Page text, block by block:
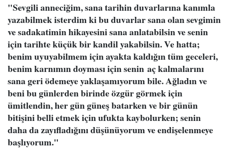
"Sevgili anneciğim, sana tarihin duvarlarına kanımla
yazabilmek isterdim ki bu duvarlar sana olan sevgimin
ve sadakatimin hikayesini sana anlatabilsin ve senin
için tarihte küçük bir kandil yakabilsin. Ve hatta;
benim uyuyabilmem için ayakta kaldığın tüm geceleri,
benim karnımın doyması için senin aç kalmalarını
sana geri ödemeye yaklaşamıyorum bile. Ağladın ve
beni bu günlerden birinde özgür görmek için
ümitlendin, her gün güneş batarken ve bir günün
bitişini belli etmek için ufukta kaybolurken; senin
daha da zayıfladığını düşünüyorum ve endişelenmeye
başlıyorum."